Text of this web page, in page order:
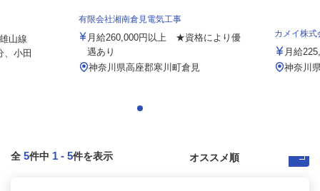
山線
、小田
有限会社湘南倉見電気工事
月給260,000円以上 ★資格により優
遇あり
神奈川県高座郡寒川町倉見
カメイ株式
月給
神奈川
全 5件中 1 - 5件を表示